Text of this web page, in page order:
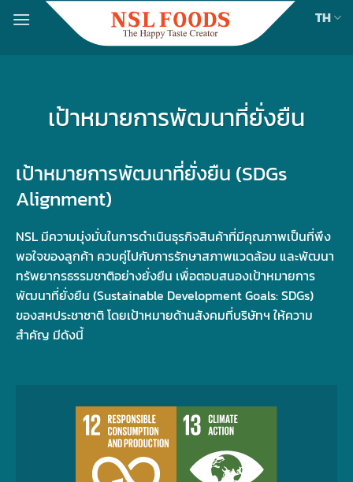
TH
เป้าหมายการพัฒนาที่ยั่งยืน
เป้าหมายการพัฒนาที่ยั่งยืน (SDGs
Alignment)
NSL มีความมุ่งมั่นในการดําเนินธุรกิจสินค้าที่มีคุณภาพเป็นที่พึง
พอใจของลูกค้า ควบคู่ไปกับการรักษาสภาพแวดล้อม และพัฒนา
ทรัพยากรธรรมชาติอย่างยั่งยืน เพื่อตอบสนองเป้าหมายการ
พัฒนาที่ยั่งยืน (Sustainable Development Goals: SDGs)
ของสหประชาชาติ โดยเป้าหมายด้านสังคมที่บริษัทฯ ให้ความ
สําคัญ มีดังนี้